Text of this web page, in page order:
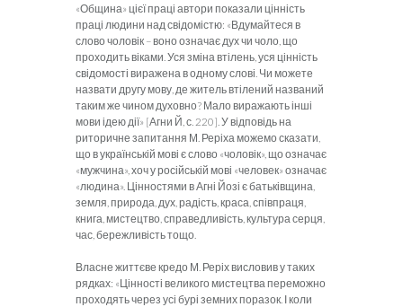
«Община» цієї праці автори показали цінність
праці людини над свідомістю: «Вдумайтеся в
слово чоловік – воно означає дух чи чоло, що
проходить віками. Уся зміна втілень, уся цінність
свідомості виражена в одному слові. Чи можете
назвати другу мову, де житель втілений названий
таким же чином духовно? Мало виражають інші
мови ідею дії» [Агни Й, с. 220]. У відповідь на
риторичне запитання М. Реріха можемо сказати,
що в українській мові є слово «чоловік», що означає
«мужчина», хоч у російській мові «человек» означає
«людина». Цінностями в Агні Йозі є батьківщина,
земля, природа, дух, радість, краса, співпраця,
книга, мистецтво, справедливість, культура серця,
час, бережливість тощо.
Власне життєве кредо М. Реріх висловив у таких
рядках: «Цінності великого мистецтва переможно
проходять через усі бурі земних поразок. І коли